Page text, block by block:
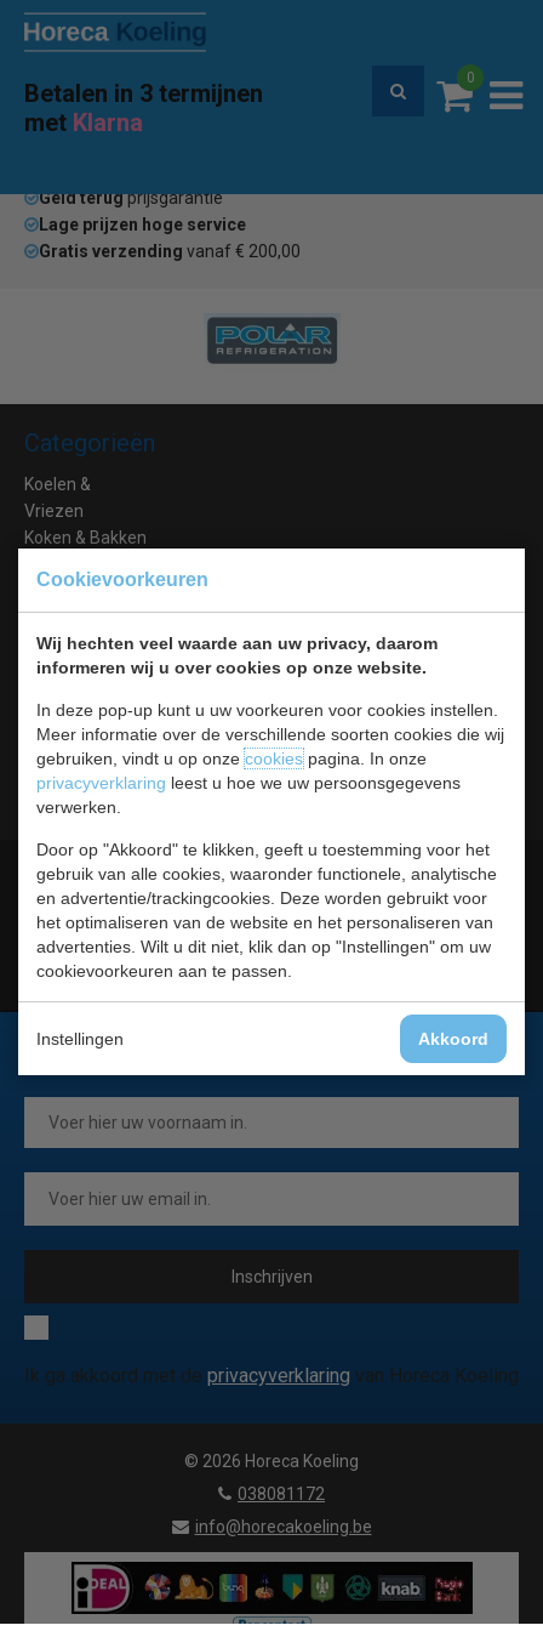
Cookievoorkeuren
Wij hechten veel waarde aan uw privacy, daarom
informeren wij u over cookies op onze website.
In deze pop-up kunt u uw voorkeuren voor cookies instellen.
Meer informatie over de verschillende soorten cookies die wij
gebruiken, vindt u op onzecookiespagina. In onze
privacyverklaring leest u hoe we uw persoonsgegevens
verwerken.
Door op "Akkoord" te klikken, geeft u toestemming voor het
gebruik van alle cookies, waaronder functionele, analytische
en advertentie/trackingcookies. Deze worden gebruikt voor
het optimaliseren van de website en het personaliseren van
advertenties. Wilt u dit niet, klik dan op "Instellingen" om uw
cookievoorkeuren aan te passen.
Instellingen Akkoord
Betalen in 3 termijnen
met Klarna
0
Premium service en garantie
Home Merken
Geld terugprijsgarantie
Lage prijzen hoge service
Gratis verzending vanaf € 200,00
Categorieën
Koelen &
Vriezen
Koken & Bakken
Warmhouden
Bar & Koffie
Buffet & tafel
Kleding
Horeca
Meubilair
RVS
Algemene voorwaarden Leveringsvoorwaarden
Privacy statement Cookies
Retour, teruggavebeleid en
Contact
Aanmelden voor de nieuwsbrief
Inschrijven
Ik ga akkoord met de privacyverklaring van Horeca Koeling
© 2026 Horeca Koeling
|
038081172
|
info@horecakoeling.be